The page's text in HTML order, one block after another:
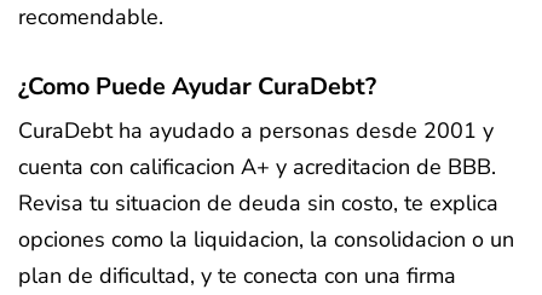
recomendable.
¿Como Puede Ayudar CuraDebt?
CuraDebt ha ayudado a personas desde 2001 y
cuenta con calificacion A+ y acreditacion de BBB.
Revisa tu situacion de deuda sin costo, te explica
opciones como la liquidacion, la consolidacion o un
plan de dificultad, y te conecta con una firma